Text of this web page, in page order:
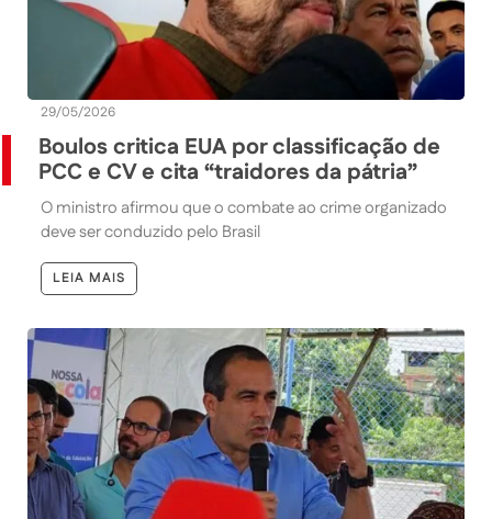
29/05/2026
Boulos critica EUA por classificação de
PCC e CV e cita “traidores da pátria”
O ministro afirmou que o combate ao crime organizado
deve ser conduzido pelo Brasil
LEIA MAIS